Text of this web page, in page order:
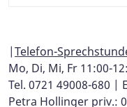
|Telefon-
Mo, Di, Mi, Fr 11:00-
Tel. 0721 49008-680 |
Petra Hollinger priv.: